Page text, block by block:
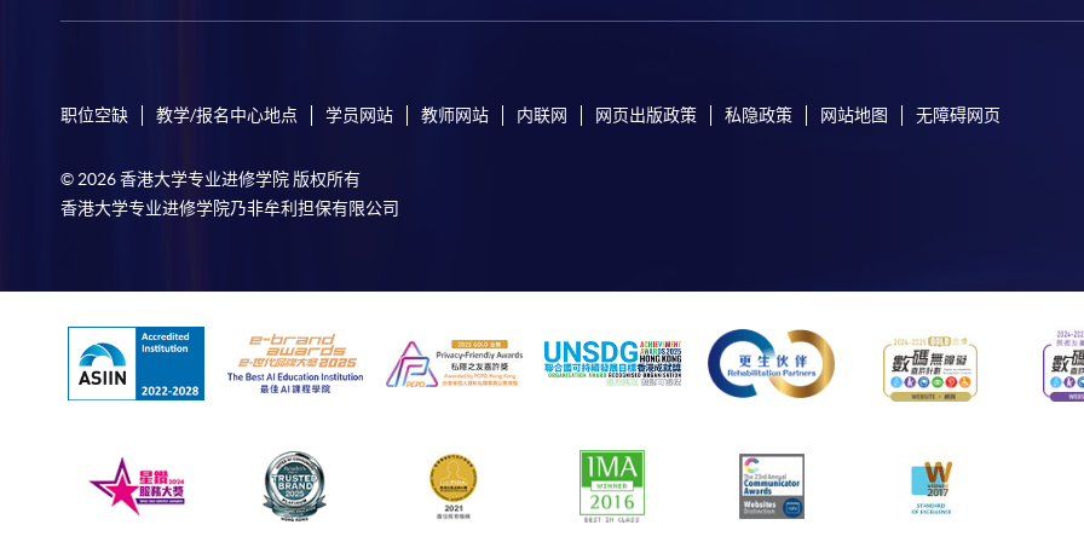
职位空缺 教学/报名中心地点 学员网站 教师网站 内联网 网页出版政策 私隐政策 网站地图 无障碍网页
© 2026 香港大学专业进修学院 版权所有
香港大学专业进修学院乃非牟利担保有限公司